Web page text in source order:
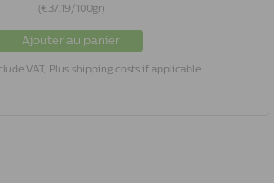
(€37.19/100gr)
Ajouter au panier
VAT, Plus shipping costs if applicable